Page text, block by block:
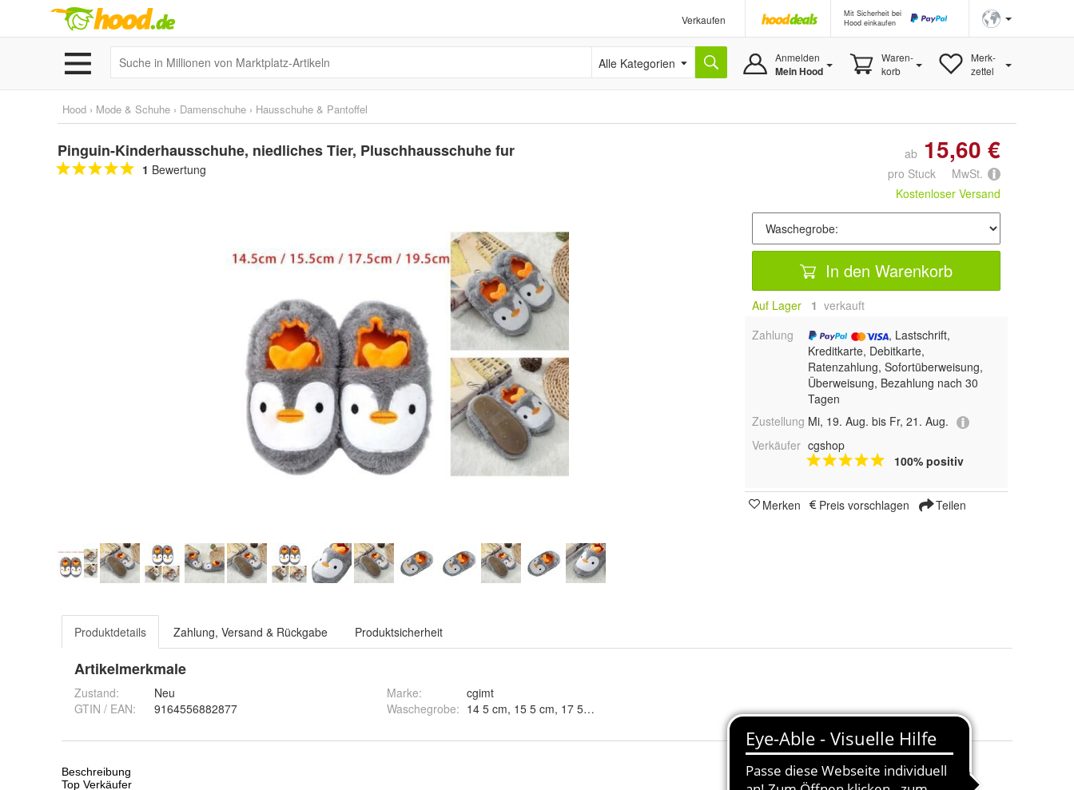
Verkaufen
Mit Sicherheit bei
Hood einkaufen
Alle Kategorien Anmelden
Mein Hood
Waren-
korb
Merk-
zettel
Hood › Mode & Schuhe › Damenschuhe › Hausschuhe & Pantoffel
Pinguin-Kinderhausschuhe, niedliches Tier, Pluschhausschuhe fur
1 Bewertung
ab 15,60 €
pro Stuck MwSt.
Kostenloser Versand
In den Warenkorb
Auf Lager 1 verkauft
Zahlung
, Lastschrift,
Kreditkarte, Debitkarte,
Ratenzahlung, Sofortüberweisung,
Überweisung, Bezahlung nach 30
Tagen
Zustellung Mi, 19. Aug. bis Fr, 21. Aug.
Verkäufer cgshop
100% positiv
Merken Preis vorschlagen Teilen
Produktdetails Zahlung, Versand & Rückgabe Produktsicherheit
Artikelmerkmale
Zustand:
Neu
GTIN / EAN:
9164556882877
Marke:
cgimt
Waschegrobe: